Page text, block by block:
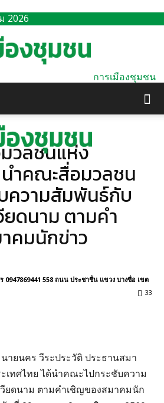
2026
การเมืองชุมชน
วลชนแห่ง
นำคณะสื่อมวลชน
ความสัมพันธ์กับ
ดนาม ตามคำ
คมนักข่าว
0947869441 558 ถนน ประชาชื่น แขวง บางซื่อ เขต
33
ายนคร วีระประวัติ ประธานสมา
ทศไทย ได้นำคณะไปกระชับความ
ยดนาม ตามคำเชิญของสมาคมนัก